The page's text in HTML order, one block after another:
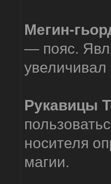
Мегин-
— пояс.
увеличивал
Рукавицы
носителя
магии.